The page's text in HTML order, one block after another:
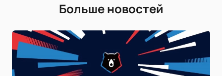
Больше новостей